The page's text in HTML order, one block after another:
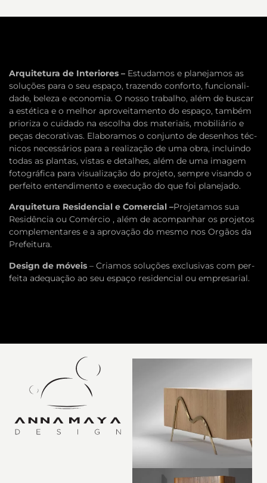
Arquite­tura de Inte­ri­ores – Estu­damos e plane­jamos as
soluções para o seu espaço, trazendo con­forto, fun­cional­i­
dade, beleza e econo­mia. O nosso tra­balho, além de bus­car
a estética e o mel­hor aproveita­mento do espaço, tam­bém
pri­or­iza o cuidado na escolha dos mate­ri­ais, mobil­iário e
peças dec­o­ra­ti­vas. Elab­o­ramos o con­junto de desen­hos téc­
ni­cos necessários para a real­iza­ção de uma obra, incluindo
todas as plan­tas, vis­tas e detal­hes, além de uma imagem
fotográfica para visu­al­iza­ção do pro­jeto, sem­pre visando o
per­feito entendi­mento e exe­cução do que foi planejado.
Arquite­tura Res­i­den­cial e Com­er­cial –Pro­je­ta­mos sua
Residên­cia ou Comér­cio , além de acom­pan­har os pro­je­tos
com­ple­mentares e a aprovação do mesmo nos Orgãos da
Prefeitura.
Design de móveis – Cri­amos soluções exclu­si­vas com per­
feita ade­quação ao seu espaço res­i­den­cial ou empresarial.